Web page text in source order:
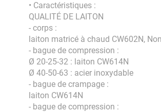
• Caractéristiques :
QUALITÉ DE LAITON
- corps :
laiton matricé à chaud CW602N,
- bague de compression :
Ø 20-25-32 : laiton CW614N
Ø 40-50-63 : acier inoxydable
- bague de crampage :
laiton CW614N
- bague de compression :